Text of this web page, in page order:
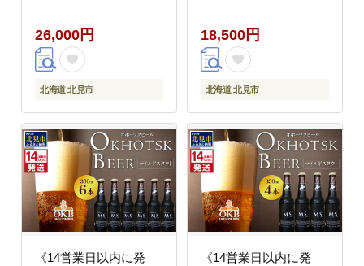
レゼント のし )【028-
0091】
26,000円
北海道 北見市
レゼント のし )【028-
0090】
18,500円
北海道 北見市
《14営業日以内に発
《14営業日以内に発